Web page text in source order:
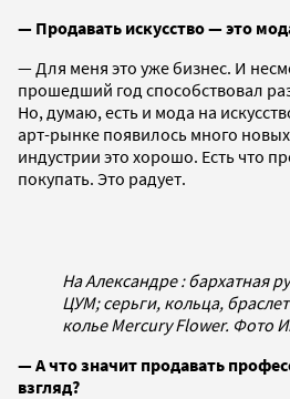
— Продавать искусство — это
— Для меня это уже бизнес. И
прошедший год способствовал
Но, думаю, есть и мода на
арт-рынке появилось много
индустрии это хорошо. Есть что
покупать. Это радует.
На Александре : бархатная
ЦУМ; серьги, кольца,
колье Mercury Flower. Фото
— А что значит продавать
взгляд?